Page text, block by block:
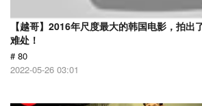
【越哥】2016年尺度最大的韩国电影，拍出
难处！
# 80
2022-05-26 03:01